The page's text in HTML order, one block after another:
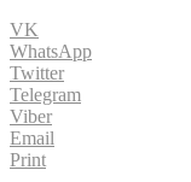
VK
WhatsApp
Twitter
Telegram
Viber
Email
Print